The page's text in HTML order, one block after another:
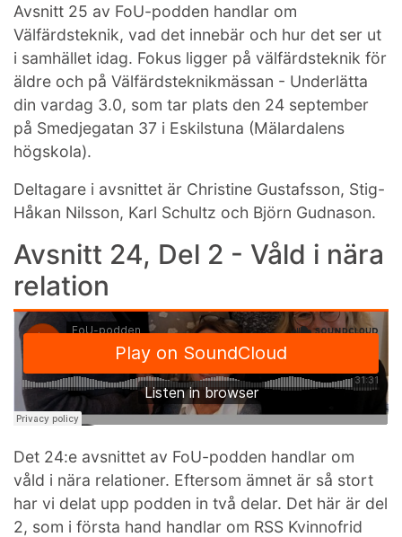
Avsnitt 25 av FoU-podden handlar om
Välfärdsteknik, vad det innebär och hur det ser ut
i samhället idag. Fokus ligger på välfärdsteknik för
äldre och på Välfärdsteknikmässan - Underlätta
din vardag 3.0, som tar plats den 24 september
på Smedjegatan 37 i Eskilstuna (Mälardalens
högskola).
Deltagare i avsnittet är Christine Gustafsson, Stig-
Håkan Nilsson, Karl Schultz och Björn Gudnason.
Avsnitt 24, Del 2 - Våld i nära
relation
Det 24:e avsnittet av FoU-podden handlar om
våld i nära relationer. Eftersom ämnet är så stort
har vi delat upp podden in två delar. Det här är del
2, som i första hand handlar om RSS Kvinnofrid